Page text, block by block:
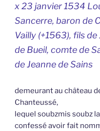
x 23 janvier 1534
Sancerre, baron de
Vailly (+1563), fils de
de Bueil, comte de
de Jeanne de Sains
demeurant au château
Chanteussé,
lequel soubzmis soubz
confessé avoir fait